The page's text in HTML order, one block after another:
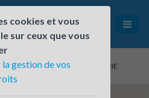
ABBVIE ALLERGAN INDUSTRIE
cookies et vous
sur ceux que vous
la gestion de vos